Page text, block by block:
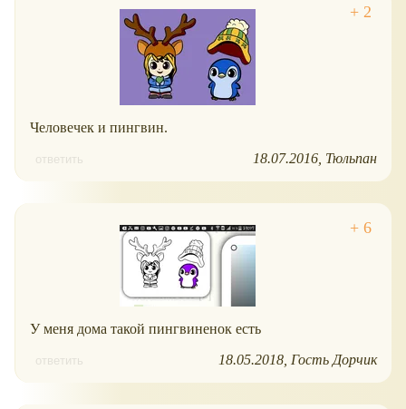
Человечек и пингвин.
ответить 18.07.2016 Тюльпан
У меня дома такой пингвиненок есть
ответить 18.05.2018 Гость Дорчик